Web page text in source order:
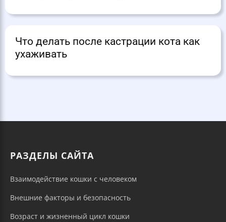
Что делать после кастрации кота как
ухаживать
РАЗДЕЛЫ САЙТА
Взаимодействие кошки с человеком
Внешние факторы и безопасность
Возраст и жизненный цикл кошки